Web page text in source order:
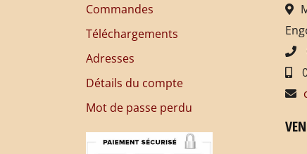
Commandes
Téléchargements
Adresses
Détails du compte
Mot de passe perdu